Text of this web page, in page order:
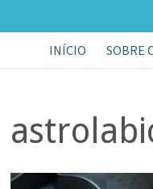
INÍCIO SOBRE